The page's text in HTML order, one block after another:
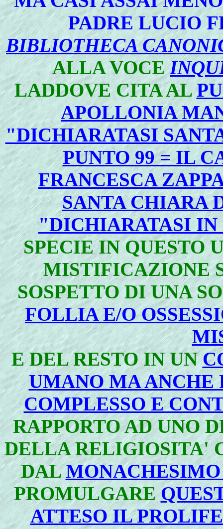
PADRE LUCIO
BIBLIOTHECA
ALLA VOCE
LADDOVE CITA AL
APOLLONIA
"DICHIARATASI
PUNTO 99 = IL
FRANCESCA
SANTA CHIARA
"DICHIARATASI
SPECIE IN QUESTO
MISTIFICAZIONE
SOSPETTO DI UNA
FOLLIA E/O
E DEL RESTO IN UN
UMANO MA ANCHE
COMPLESSO E
RAPPORTO AD UNO
DELLA RELIGIOSITA'
DAL
PROMULGARE
ATTESO IL